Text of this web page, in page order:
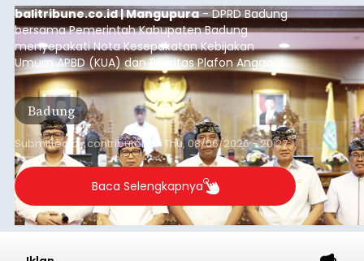
balitribune.co.id | Mangupura- DPRD Badung
bersama Pemerintah Kabupaten Badung
menyepakati Nota Kesepakatan Kebijakan
Umum APBD (KUA) dan Prioritas Plafon Anggaran
Sementara (PPAS) Tahun Anggaran 2027 dalam
rapat paripurna yang digelar di Gedung DPRD
Badung, Kamis (6/8/2026).
Badung
Submitted bycontributor onThu, 08/06/2026 - 20:27
Baca Selengkapnya